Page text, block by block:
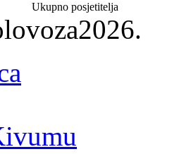
Ukupno posjetitelja
2026.